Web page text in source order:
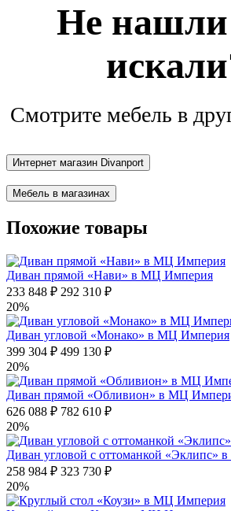
Не нашли
Смотрите мебель в
Интернет магазин Divanport
Мебель в магазинах
Похожие товары
Диван прямой «Нави» в МЦ Империя
233 848 ₽ 292 310 ₽
20%
Диван угловой «Монако» в МЦ Империя
399 304 ₽ 499 130 ₽
20%
Диван прямой «Обливион» в МЦ
626 088 ₽ 782 610 ₽
20%
Диван угловой с оттоманкой «Эклипс»
258 984 ₽ 323 730 ₽
20%